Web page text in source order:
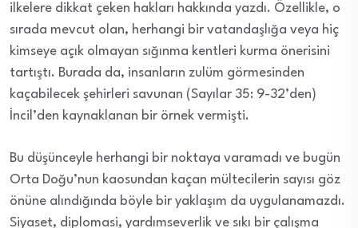
ilkelere dikkat çeken hakları hakkında yazdı. Özellikle, o
sırada mevcut olan, herhangi bir vatandaşlığa veya hiç
kimseye açık olmayan sığınma kentleri kurma önerisini
tartıştı. Burada da, insanların zulüm görmesinden
kaçabilecek şehirleri savunan (Sayılar 35: 9-32’den)
İncil’den kaynaklanan bir örnek vermişti.
Bu düşünceyle herhangi bir noktaya varamadı ve bugün
Orta Doğu’nun kaosundan kaçan mültecilerin sayısı göz
önüne alındığında böyle bir yaklaşım da uygulanamazdı.
Siyaset, diplomasi, yardımseverlik ve sıkı bir çalışma